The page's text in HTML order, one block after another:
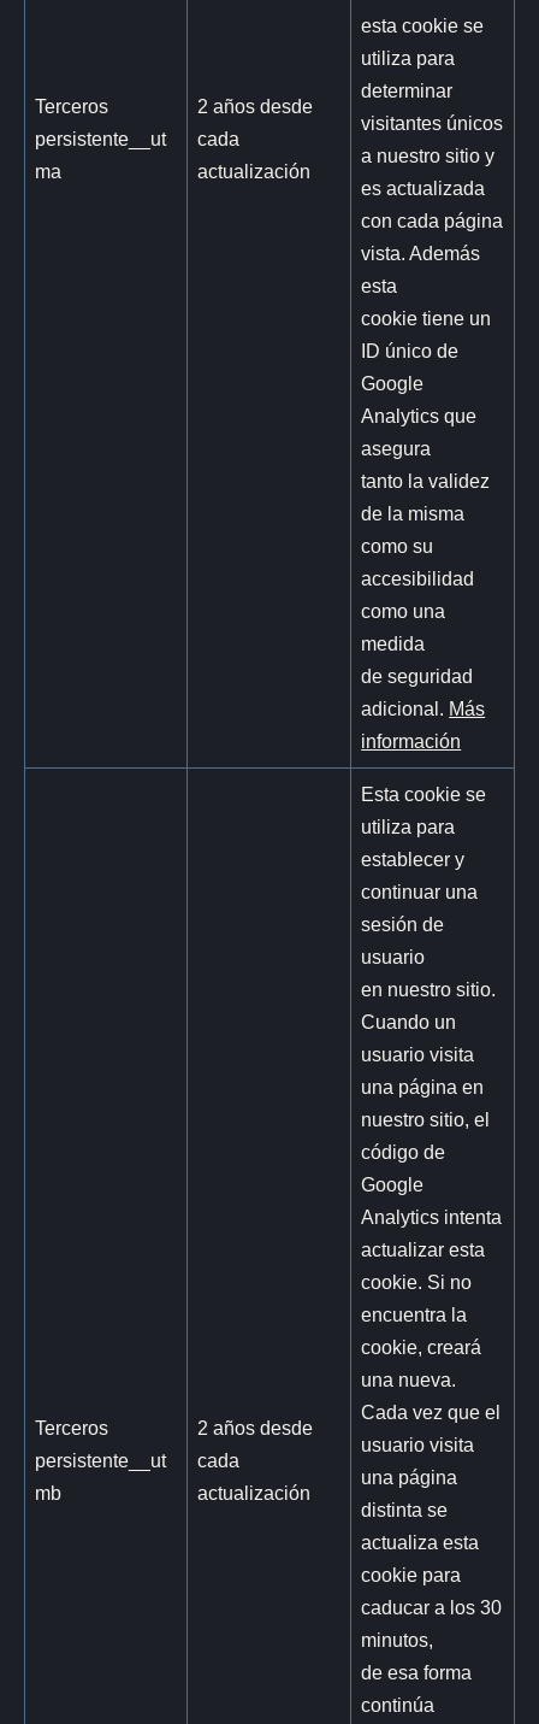
Terceros
persistente__ut
ma
2 años desde
cada
actualización
esta cookie se
utiliza para
determinar
visitantes únicos
a nuestro sitio y
es actualizada
con cada página
vista. Además
esta
cookie tiene un
ID único de
Google
Analytics que
asegura
tanto la validez
de la misma
como su
accesibilidad
como una
medida
de seguridad
adicional. Más
información
Terceros
persistente__ut
mb
2 años desde
cada
actualización
Esta cookie se
utiliza para
establecer y
continuar una
sesión de
usuario
en nuestro sitio.
Cuando un
usuario visita
una página en
nuestro sitio, el
código de
Google
Analytics intenta
actualizar esta
cookie. Si no
encuentra la
cookie, creará
una nueva.
Cada vez que el
usuario visita
una página
distinta se
actualiza esta
cookie para
caducar a los 30
minutos,
de esa forma
continúa